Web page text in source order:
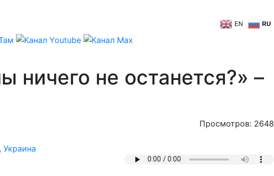
EN RU
не останется?» –
Просмотров: 2648
, Украина